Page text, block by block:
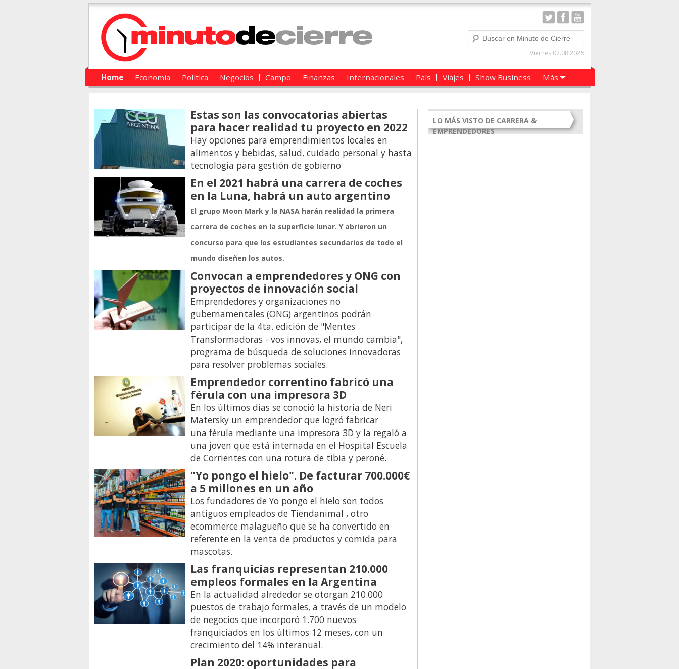
Viernes 07.08.2026
Buscar
Main menu
Skip to primary content
Skip to secondary content
Home Economía Política Negocios Campo Finanzas Internacionales País Viajes Show Business Más
Estas son las convocatorias abiertas
para hacer realidad tu proyecto en 2022
Hay opciones para emprendimientos locales en
alimentos y bebidas, salud, cuidado personal y hasta
tecnología para gestión de gobierno
En el 2021 habrá una carrera de coches
en la Luna, habrá un auto argentino
El grupo Moon Mark y la NASA harán realidad la primera
carrera de coches en la superficie lunar. Y abrieron un
concurso para que los estudiantes secundarios de todo el
mundo diseñen los autos.
Convocan a emprendedores y ONG con
proyectos de innovación social
Emprendedores y organizaciones no
gubernamentales (ONG) argentinos podrán
participar de la 4ta. edición de "Mentes
Transformadoras - vos innovas, el mundo cambia",
programa de búsqueda de soluciones innovadoras
para resolver problemas sociales.
Emprendedor correntino fabricó una
férula con una impresora 3D
En los últimos días se conoció la historia de Neri
Matersky un emprendedor que logró fabricar
una férula mediante una impresora 3D y la regaló a
una joven que está internada en el Hospital Escuela
de Corrientes con una rotura de tibia y peroné.
"Yo pongo el hielo". De facturar 700.000€
a 5 millones en un año
Los fundadores de Yo pongo el hielo son todos
antiguos empleados de Tiendanimal , otro
ecommerce malagueño que se ha convertido en
referente en la venta de productos y comida para
mascotas.
Las franquicias representan 210.000
empleos formales en la Argentina
En la actualidad alrededor se otorgan 210.000
puestos de trabajo formales, a través de un modelo
de negocios que incorporó 1.700 nuevos
franquiciados en los últimos 12 meses, con un
crecimiento del 14% interanual.
Plan 2020: oportunidades para
LO MÁS VISTO DE CARRERA &
EMPRENDEDORES